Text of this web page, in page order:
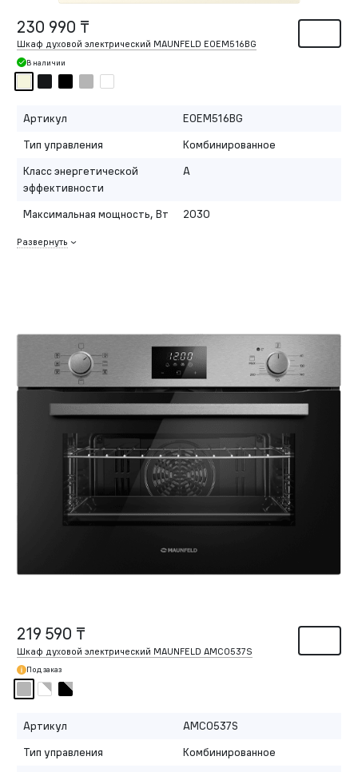
230 990 ₸
Шкаф духовой электрический MAUNFELD EOEM516BG
В наличии
Артикул
EOEM516BG
Тип управления
Комбинированное
Класс энергетической
эффективности
A
Максимальная мощность, Вт 2030
Развернуть
219 590 ₸
Шкаф духовой электрический MAUNFELD AMCO537S
Под заказ
Артикул
AMCO537S
Тип управления
Комбинированное